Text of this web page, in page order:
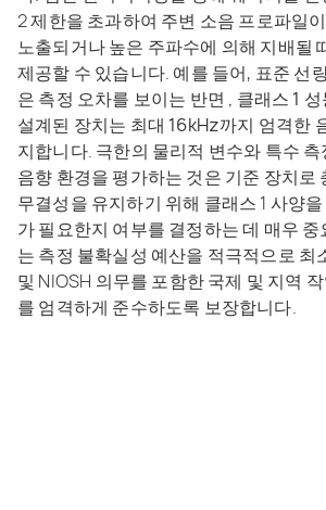
2 제한을 초과하여 주변 소음 프로파일
노출되거나 높은 주파수에 의해 지배될
제공할 수 있습니다. 예를 들어, 표준 선
은 측정 오차를 보이는 반면 , 클래스 1
설계된 장치는 최대 16kHz까지 엄격한
지합니다. 극한의 물리적 변수와 특수
음향 환경을 평가하는 것은 기준 장치로
무결성을 유지하기 위해 클래스 1 사양
가 필요한지 여부를 결정하는 데 매우
는 측정 불확실성 예산을 적극적으로 최
및 NIOSH 의무를 포함한 국제 및 지역
를 엄격하게 준수하도록 보장합니다.